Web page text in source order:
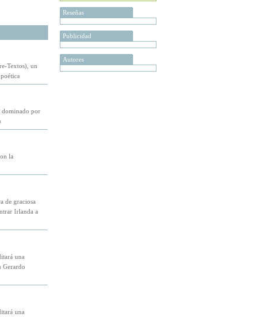
Textos), un
dominado por
la
de graciosa
Irlanda a
una
Gerardo
una
Reseñas
Publicidad
Autores